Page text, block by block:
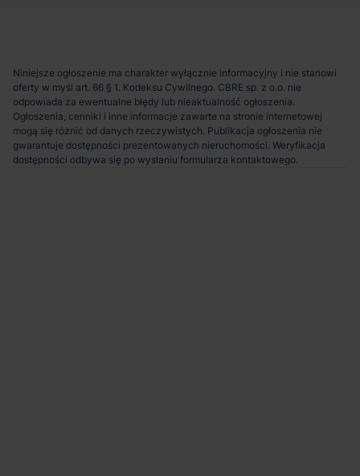
Niniejsze ogłoszenie ma charakter wyłącznie informacyjny i nie stanowi
oferty w myśl art. 66 § 1. Kodeksu Cywilnego. CBRE sp. z o.o. nie
odpowiada za ewentualne błędy lub nieaktualność ogłoszenia.
Ogłoszenia, cenniki i inne informacje zawarte na stronie internetowej
mogą się różnić od danych rzeczywistych. Publikacja ogłoszenia nie
gwarantuje dostępności prezentowanych nieruchomości. Weryfikacja
dostępności odbywa się po wysłaniu formularza kontaktowego.